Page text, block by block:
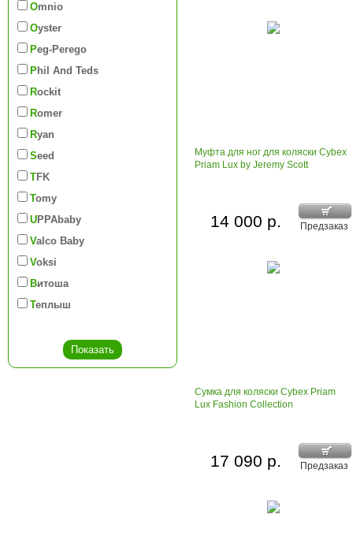
Omnio
Oyster
Peg-Perego
Phil And Teds
Rockit
Romer
Ryan
Seed
TFK
Tomy
UPPAbaby
Valco Baby
Voksi
Витоша
Теплыш
Муфта для ног для коляски Cybex
Priam Lux by Jeremy Scott
Предзаказ
14 000 р.
Сумка для коляски Cybex Priam
Lux Fashion Collection
Предзаказ
17 090 р.